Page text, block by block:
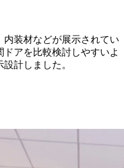
装材などが展示されてい
アを比較検討しやすいよ
計しました。